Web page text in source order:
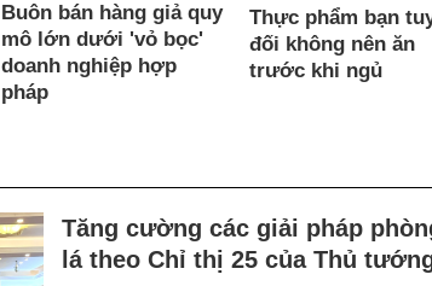
Buôn bán hàng giả quy
mô lớn dưới 'vỏ bọc'
doanh nghiệp hợp
pháp
Thực phẩm bạn
đối không nên ăn
trước khi ngủ
Tăng cường các giải pháp
lá theo Chỉ thị 25 của Thủ